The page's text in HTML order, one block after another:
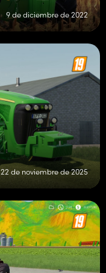
9 de diciembre de 2022
22 de noviembre de 2025